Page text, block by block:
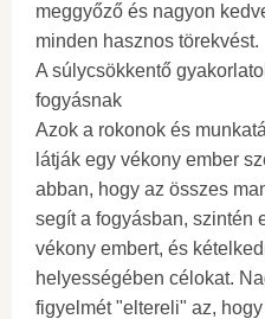
meggyőző és nagyon
minden hasznos törekvést.
A súlycsökkentő
fogyásnak
Azok a rokonok és
látják egy vékony ember
abban, hogy az összes
segít a fogyásban, szintén
vékony embert, és
helyességében célokat.
figyelmét "eltereli" az,